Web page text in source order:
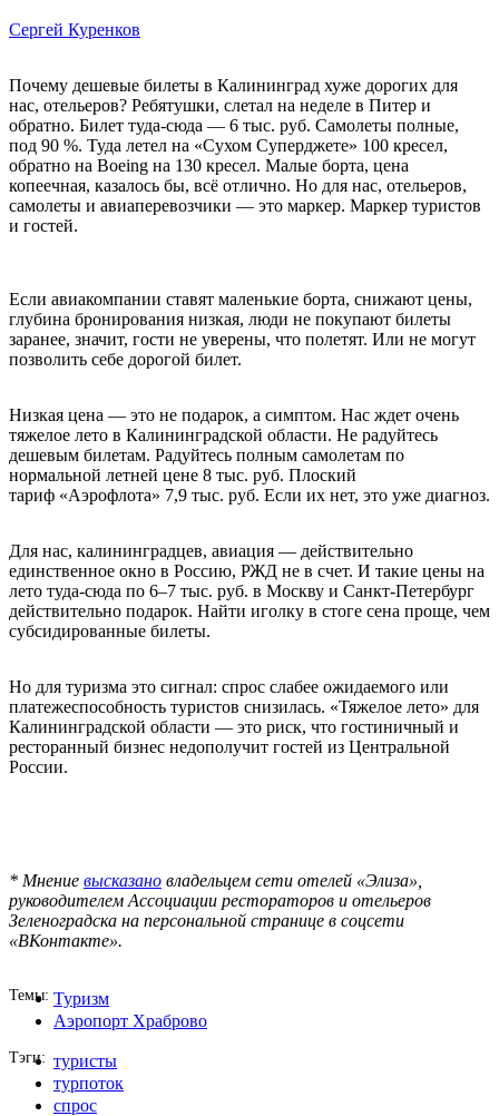
Сергей Куренков
Почему дешевые билеты в Калининград хуже дорогих для
нас, отельеров? Ребятушки, слетал на неделе в Питер и
обратно. Билет туда-сюда — 6 тыс. руб. Самолеты полные,
под 90 %. Туда летел на «Сухом Суперджете» 100 кресел,
обратно на Boeing на 130 кресел. Малые борта, цена
копеечная, казалось бы, всё отлично. Но для нас, отельеров,
самолеты и авиаперевозчики — это маркер. Маркер туристов
и гостей.
Если авиакомпании ставят маленькие борта, снижают цены,
глубина бронирования низкая, люди не покупают билеты
заранее, значит, гости не уверены, что полетят. Или не могут
позволить себе дорогой билет.
Низкая цена — это не подарок, а симптом. Нас ждет очень
тяжелое лето в Калининградской области. Не радуйтесь
дешевым билетам. Радуйтесь полным самолетам по
нормальной летней цене 8 тыс. руб. Плоский
тариф «Аэрофлота» 7,9 тыс. руб. Если их нет, это уже диагноз.
Для нас, калининградцев, авиация — действительно
единственное окно в Россию, РЖД не в счет. И такие цены на
лето туда-сюда по 6–7 тыс. руб. в Москву и Санкт-Петербург
действительно подарок. Найти иголку в стоге сена проще, чем
субсидированные билеты.
Но для туризма это сигнал: спрос слабее ожидаемого или
платежеспособность туристов снизилась. «Тяжелое лето» для
Калининградской области — это риск, что гостиничный и
ресторанный бизнес недополучит гостей из Центральной
России.
* Мнение высказано владельцем сети отелей «Элиза»,
руководителем Ассоциации рестораторов и отельеров
Зеленоградска на персональной странице в соцсети
«ВКонтакте».
Темы Туризм
Аэропорт Храброво
Тэги
туристы
турпоток
спрос